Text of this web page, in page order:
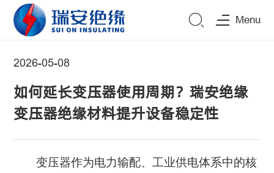
Menu
2026-05-08
如何延长变压器使用周期？瑞安绝缘
变压器绝缘材料提升设备稳定性
变压器作为电力输配、工业供电体系中的核